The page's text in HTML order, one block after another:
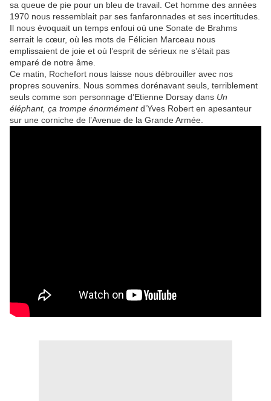
sa queue de pie pour un bleu de travail. Cet homme des années
1970 nous ressemblait par ses fanfaronnades et ses incertitudes.
Il nous évoquait un temps enfoui où une Sonate de Brahms
serrait le cœur, où les mots de Félicien Marceau nous
emplissaient de joie et où l’esprit de sérieux ne s’était pas
emparé de notre âme.
Ce matin, Rochefort nous laisse nous débrouiller avec nos
propres souvenirs. Nous sommes dorénavant seuls, terriblement
seuls comme son personnage d’Etienne Dorsay dans Un
éléphant, ça trompe énormémentd’Yves Robert en apesanteur
sur une corniche de l’Avenue de la Grande Armée.